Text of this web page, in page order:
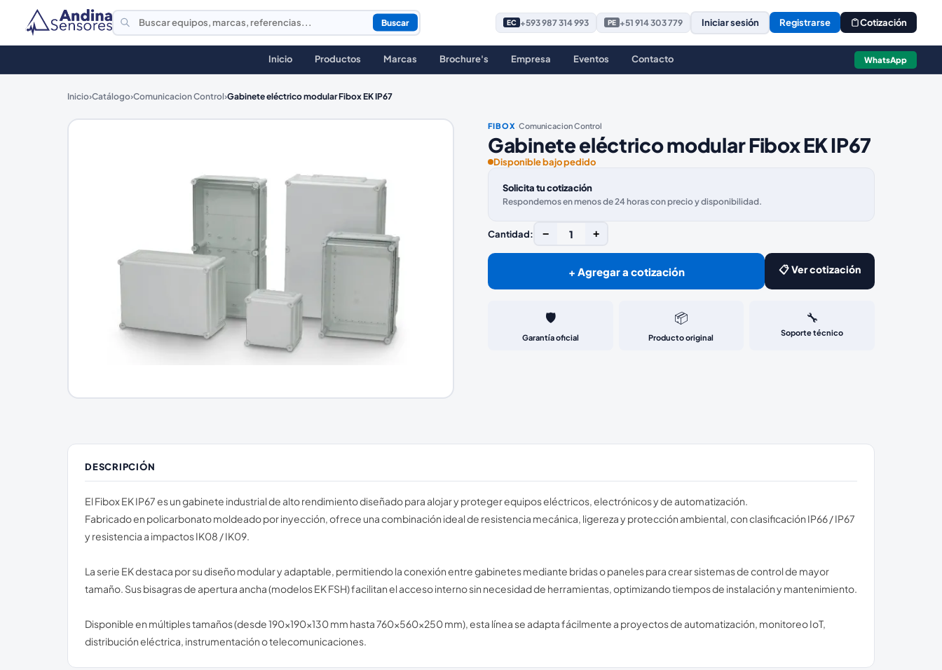
Buscar EC +593 987 314 993 PE +51 914 303 779 Iniciar sesión Registrarse Cotización
Inicio Productos Marcas Brochure's Empresa Eventos Contacto WhatsApp
Inicio›Catálogo›Comunicacion Control›Gabinete eléctrico modular Fibox EK IP67
FIBOX ·Comunicacion Control
Gabinete eléctrico modular Fibox EK IP67
Disponible bajo pedido
Solicita tu cotización
Respondemos en menos de 24 horas con precio y disponibilidad.
Cantidad: − 1 +
+ Agregar a cotización 📋 Ver cotización
🛡️
Garantía oficial
📦
Producto original
🔧
Soporte técnico
DESCRIPCIÓN
El Fibox EK IP67 es un gabinete industrial de alto rendimiento diseñado para alojar y proteger equipos eléctricos, electrónicos y de automatización.
Fabricado en policarbonato moldeado por inyección, ofrece una combinación ideal de resistencia mecánica, ligereza y protección ambiental, con clasificación IP66 / IP67
y resistencia a impactos IK08 / IK09.
La serie EK destaca por su diseño modular y adaptable, permitiendo la conexión entre gabinetes mediante bridas o paneles para crear sistemas de control de mayor
tamaño. Sus bisagras de apertura ancha (modelos EK FSH) facilitan el acceso interno sin necesidad de herramientas, optimizando tiempos de instalación y mantenimiento.
Disponible en múltiples tamaños (desde 190×190×130 mm hasta 760×560×250 mm), esta línea se adapta fácilmente a proyectos de automatización, monitoreo IoT,
distribución eléctrica, instrumentación o telecomunicaciones.